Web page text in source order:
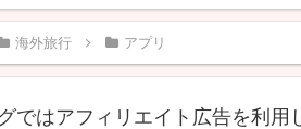
海外旅行 アプリ
ではアフィリエイト広告を利用